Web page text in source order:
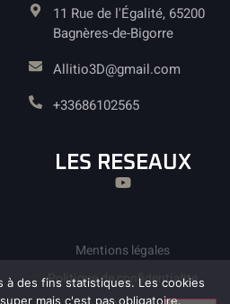
11 Rue de l'Égalité, 65200
Bagnères-de-Bigorre
Allitio3D@gmail.com
+33686102565
LES RESEAUX
Mentions légales
Politique de confidentialité
à des fins statistiques. Les cookies
mais c'est pas obligatoire.